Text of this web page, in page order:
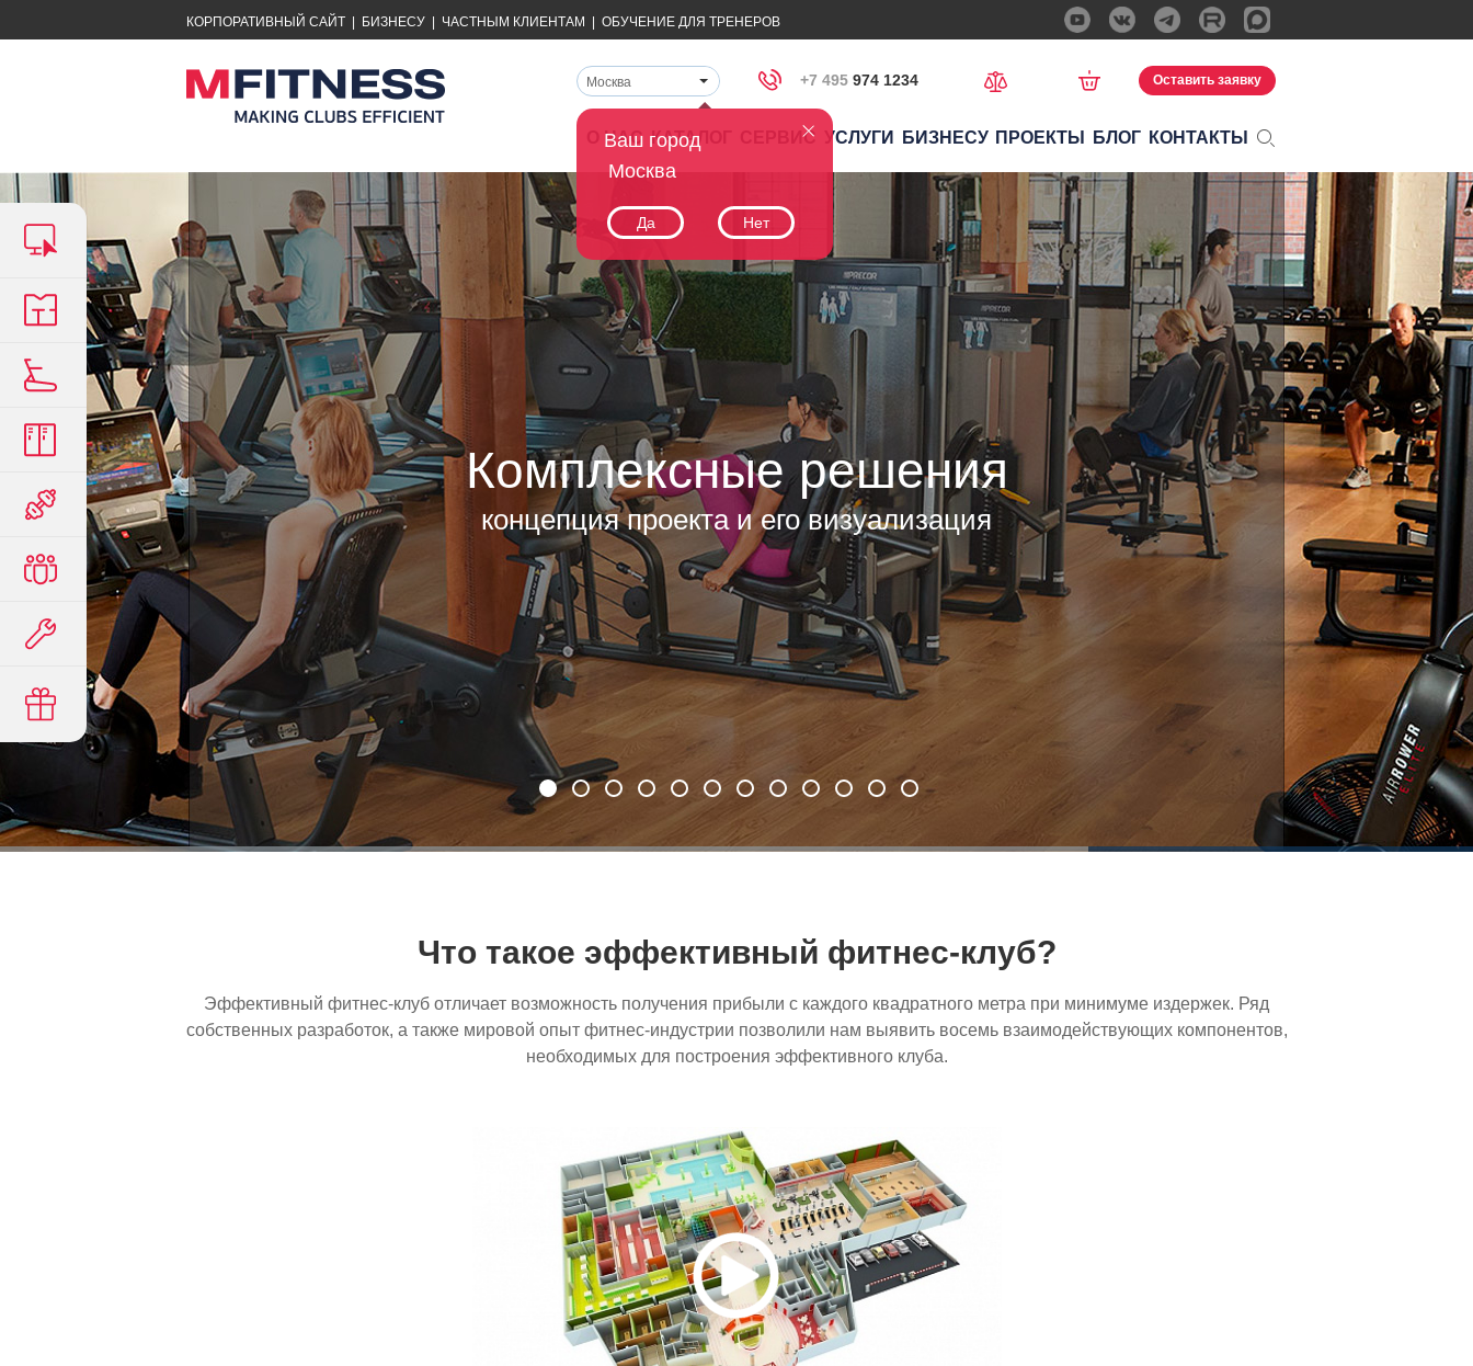
КОРПОРАТИВНЫЙ САЙТ БИЗНЕСУ ЧАСТНЫМ КЛИЕНТАМ ОБУЧЕНИЕ ДЛЯ ТРЕНЕРОВ
Ваш город
Москва
Да Нет
Москва +7 495 974 1234 Оставить заявку
О НАС КАТАЛОГ СЕРВИС УСЛУГИ БИЗНЕСУ ПРОЕКТЫ БЛОГ КОНТАКТЫ
Комплексные решения
обучение отдела продаж и тренерского состава
Что такое эффективный фитнес-клуб?
Эффективный фитнес-клуб отличает возможность получения прибыли с каждого квадратного метра при минимуме издержек. Ряд
собственных разработок, а также мировой опыт фитнес-индустрии позволили нам выявить восемь взаимодействующих компонентов,
необходимых для построения эффективного клуба.